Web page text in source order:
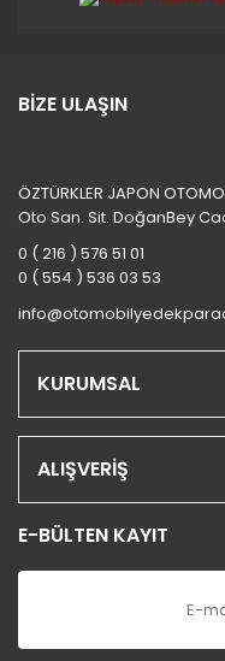
BİZE ULAŞIN
ÖZTÜRKLER JAPON
Oto San. Sit. DoğanBey
0 ( 216 ) 576 51 01
0 ( 554 ) 536 03 53
KURUMSAL
ALIŞVERİŞ
E-BÜLTEN KAYIT